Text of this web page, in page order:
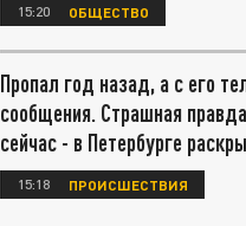
15:20 ОБЩЕСТВО
Пропал год назад, а с его
сообщения. Страшная
сейчас - в Петербурге
15:18 ПРОИСШЕСТВИЯ